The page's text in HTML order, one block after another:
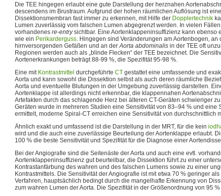
Die TEE hingegen erlaubt eine gute Darstellung der herznahen
descendens im Brustraum. Aufgrund der hohen räumlichen Auflösung ist
Dissektionsmembran fast immer zu erkennen, mit Hilfe der Dopplertechnik
Lumen zuverlässig vom falschen Lumen abgegrenzt werden. In vielen
vorhandenes re-entrysichtbar. Eine Aortenklappeninsuffizienz kann ebenso
wie ein Perikarderguss. Hingegen sind Veränderungen am Aortenbogen,
hirnversorgenden Gefäßen und an derAorta abdominalis in der TEE oft
Regionen werden auch als „blinde Flecken“ der TEE bezeichnet. Die
Aortenerkrankungen beträgt 88-99 %, die Spezifität 95-98 %.
Eine mit Kontrastmittel durchgeführte CT gestattet eine umfassende und
Aorta und kann sowohl die Dissektion selbst als auch deren räumliche
Aorta und eventuelle Blutungen in der Umgebung zuverlässig darstellen.
Aortenklappe ist allerdings nicht erkennbar, die klappennahen
Artefakten durch das schlagende Herz bei älteren CT-Geräten schwieriger
Geräten wurde in mehreren Studien eine Sensitivität von 83–94 % und eine
ermittelt, moderne Spiral-CT erreichen eine Sensitivität von durchschnittlich
Ähnlich exakt und umfassend ist die Darstellung in der MRT, für die kein
wird und die auch eine zuverlässige Beurteilung der Aortenklappe erlaubt.
100 % die beste Sensitivität und Spezifität für die Diagnose einer
Bei der Angiografie sind die Seitenäste der Aorta und auch eine evtl.
Aortenklappeninsuffizienz gut beurteilbar, die Dissektion führt zu einer
Kontrastanfärbung des wahren und des falschen Lumens sowie zu einer
Kontrastmittels. Die Sensitivität der Angiografie ist mit etwa 70 % geringer
Verfahren, hauptsächlich bedingt durch die mangelhafte Erkennung von
zum wahren Lumen der Aorta. Die Spezifität in der Größenordnung von 95